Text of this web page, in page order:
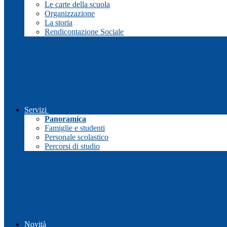
Le carte della scuola
Organizzazione
La storia
Rendicontazione Sociale
Servizi
Panoramica
Famiglie e studenti
Personale scolastico
Percorsi di studio
Novità